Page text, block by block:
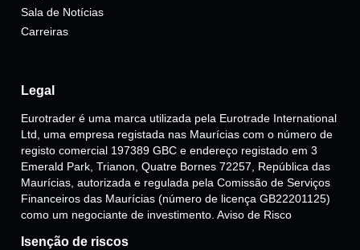
Sala de Notícias
Carreiras
Legal
Eurotrader é uma marca utilizada pela Eurotrade International
Ltd, uma empresa registada nas Maurícias com o número de
registo comercial 197389 GBC e endereço registado em 3
Emerald Park, Trianon, Quatre Bornes 72257, República das
Maurícias, autorizada e regulada pela Comissão de Serviços
Financeiros das Maurícias (número de licença GB22201125)
como um negociante de investimento. Aviso de Risco
Isenção de riscos